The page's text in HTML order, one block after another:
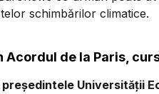
schimbărilor climatice.
Acordul de la Paris,
Universității